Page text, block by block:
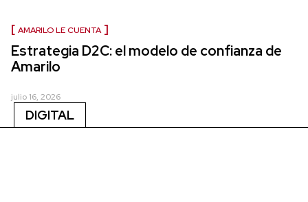
AMARILO LE CUENTA
Estrategia D2C: el modelo de confianza de
Amarilo
julio 16, 2026
DIGITAL